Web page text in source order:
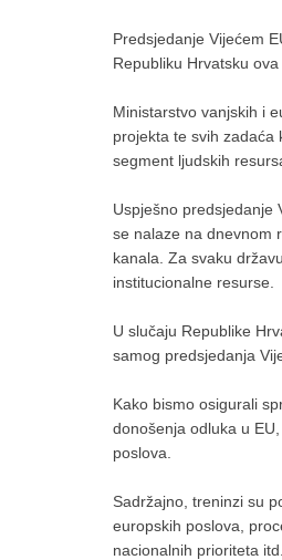
Predsjedanje Vijećem
Republiku Hrvatsku
Ministarstvo vanjskih i
projekta te svih zadaća
segment ljudskih
Uspješno predsjedanje
se nalaze na dnevnom
kanala. Za svaku
institucionalne resurse.
U slučaju Republike
samog predsjedanja
Kako bismo osigurali
donošenja odluka u
poslova.
Sadržajno, treninzi su
europskih poslova,
nacionalnih prioriteta